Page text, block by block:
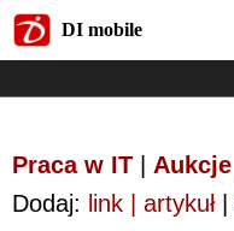
DI mobile
Praca w IT Aukcje
Dodaj: link | artykuł|
DI mobile